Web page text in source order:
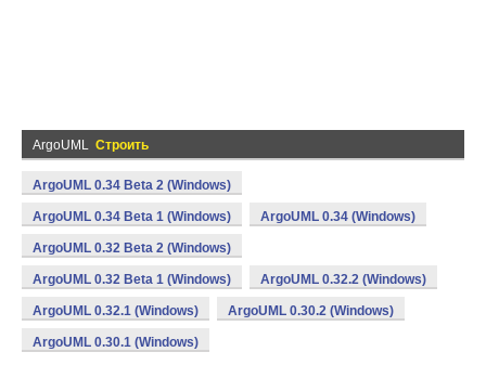
ArgoUML Строить
ArgoUML 0.34 Beta 2 (Windows)
ArgoUML 0.34 Beta 1 (Windows) ArgoUML 0.34 (Windows)
ArgoUML 0.32 Beta 2 (Windows)
ArgoUML 0.32 Beta 1 (Windows) ArgoUML 0.32.2 (Windows)
ArgoUML 0.32.1 (Windows) ArgoUML 0.30.2 (Windows)
ArgoUML 0.30.1 (Windows)